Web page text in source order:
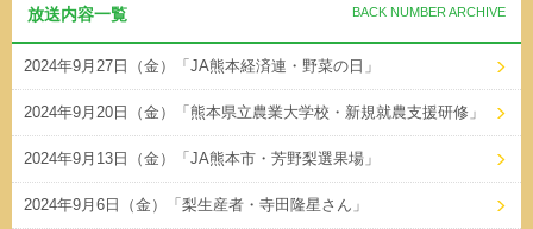
放送内容一覧 BACK NUMBER ARCHIVE
2024年9月27日（金）「JA熊本経済連・野菜の日」
2024年9月20日（金）「熊本県立農業大学校・新規就農支援研修」
2024年9月13日（金）「JA熊本市・芳野梨選果場」
2024年9月6日（金）「梨生産者・寺田隆星さん」